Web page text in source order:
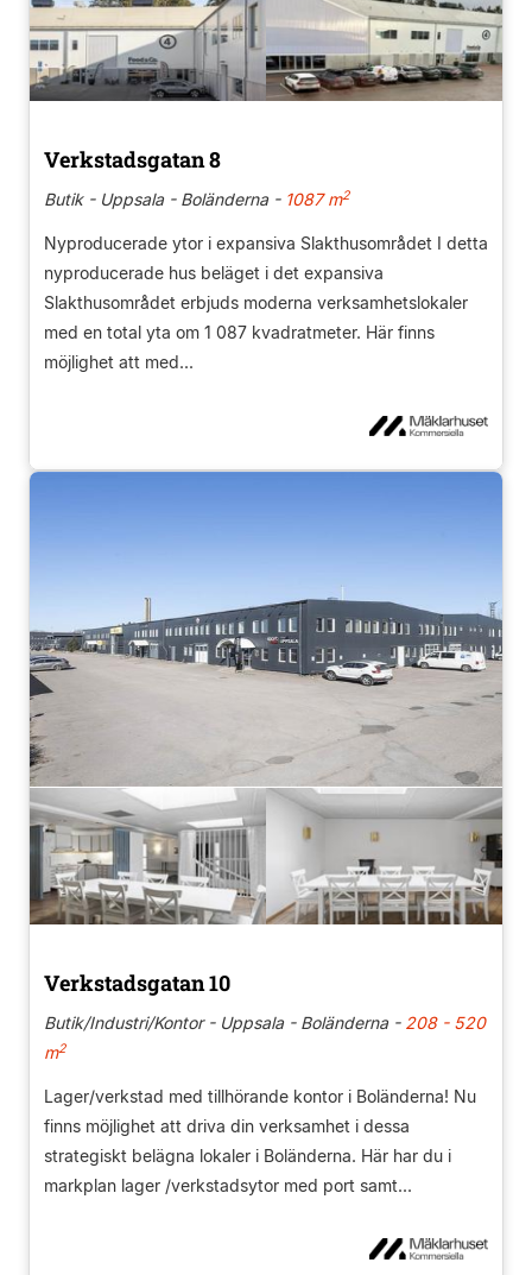
Verkstadsgatan 8
Butik - Uppsala - Boländerna -1087 m2
Nyproducerade ytor i expansiva Slakthusområdet I detta
nyproducerade hus beläget i det expansiva
Slakthusområdet erbjuds moderna verksamhetslokaler
med en total yta om 1 087 kvadratmeter. Här finns
möjlighet att med...
Verkstadsgatan 10
Butik/Industri/Kontor - Uppsala - Boländerna -208 - 520
m2
Lager/verkstad med tillhörande kontor i Boländerna! Nu
finns möjlighet att driva din verksamhet i dessa
strategiskt belägna lokaler i Boländerna. Här har du i
markplan lager /verkstadsytor med port samt...